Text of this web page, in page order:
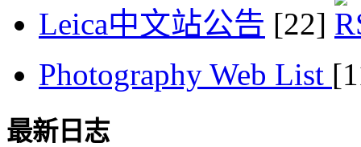
Leica中文站公告 [22]
Photography Web List
最新日志